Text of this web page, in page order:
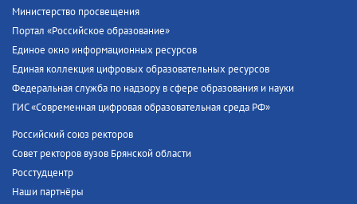
Министерство просвещения
Портал «Российское образование»
Единое окно информационных ресурсов
Единая коллекция цифровых образовательных ресурсов
Федеральная служба по надзору в сфере образования и науки
ГИС «Современная цифровая образовательная среда РФ»
Российский союз ректоров
Совет ректоров вузов Брянской области
Росстудцентр
Наши партнёры